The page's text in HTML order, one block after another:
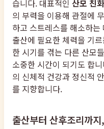
습니다. 대표적인 산모 친
의 부력을 이용해 관절에
하고 스트레스를 해소하
출산에 필요한 체력을 기
한 시기를 겪는 다른 산모
소중한 시간이 되기도 합
의 신체적 건강과 정신적
를 지향합니다.
출산부터 산후조리까